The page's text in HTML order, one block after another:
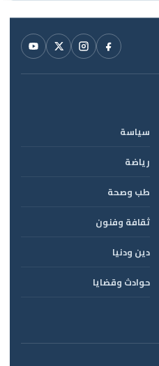
سياسة
رياضة
طب وصحة
ثقافة وفنون
دين ودنيا
حوادث وقضايا